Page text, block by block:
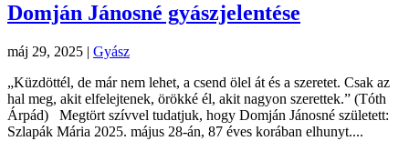
Domján Jánosné gyászjelentése
máj 29, 2025 | Gyász
„Küzdöttél, de már nem lehet, a csend ölel át és a szeretet. Csak az
hal meg, akit elfelejtenek, örökké él, akit nagyon szerettek.” (Tóth
Árpád) Megtört szívvel tudatjuk, hogy Domján Jánosné született:
Szlapák Mária 2025. május 28-án, 87 éves korában elhunyt....